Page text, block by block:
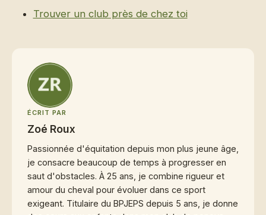
Trouver un club près de chez toi
ÉCRIT PAR
Zoé Roux
Passionnée d'équitation depuis mon plus jeune âge,
je consacre beaucoup de temps à progresser en
saut d'obstacles. À 25 ans, je combine rigueur et
amour du cheval pour évoluer dans ce sport
exigeant. Titulaire du BPJEPS depuis 5 ans, je donne